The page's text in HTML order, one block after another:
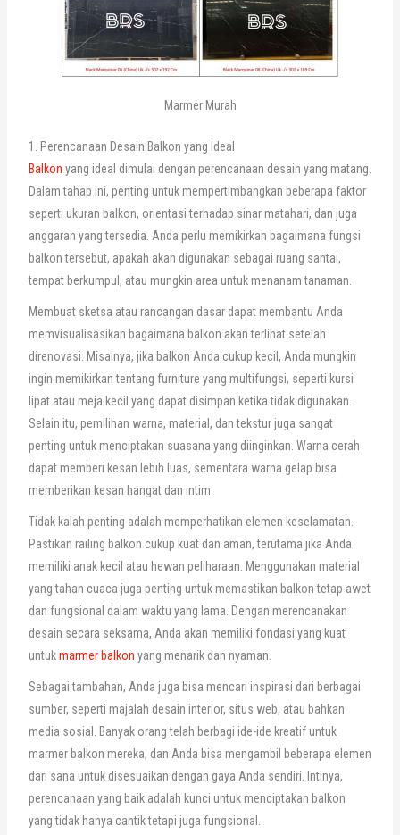
Marmer Murah
1. Perencanaan Desain Balkon yang Ideal
Balkon yang ideal dimulai dengan perencanaan desain yang matang.
Dalam tahap ini, penting untuk mempertimbangkan beberapa faktor
seperti ukuran balkon, orientasi terhadap sinar matahari, dan juga
anggaran yang tersedia. Anda perlu memikirkan bagaimana fungsi
balkon tersebut, apakah akan digunakan sebagai ruang santai,
tempat berkumpul, atau mungkin area untuk menanam tanaman.
Membuat sketsa atau rancangan dasar dapat membantu Anda
memvisualisasikan bagaimana balkon akan terlihat setelah
direnovasi. Misalnya, jika balkon Anda cukup kecil, Anda mungkin
ingin memikirkan tentang furniture yang multifungsi, seperti kursi
lipat atau meja kecil yang dapat disimpan ketika tidak digunakan.
Selain itu, pemilihan warna, material, dan tekstur juga sangat
penting untuk menciptakan suasana yang diinginkan. Warna cerah
dapat memberi kesan lebih luas, sementara warna gelap bisa
memberikan kesan hangat dan intim.
Tidak kalah penting adalah memperhatikan elemen keselamatan.
Pastikan railing balkon cukup kuat dan aman, terutama jika Anda
memiliki anak kecil atau hewan peliharaan. Menggunakan material
yang tahan cuaca juga penting untuk memastikan balkon tetap awet
dan fungsional dalam waktu yang lama. Dengan merencanakan
desain secara seksama, Anda akan memiliki fondasi yang kuat
untukmarmer balkon yang menarik dan nyaman.
Sebagai tambahan, Anda juga bisa mencari inspirasi dari berbagai
sumber, seperti majalah desain interior, situs web, atau bahkan
media sosial. Banyak orang telah berbagi ide-ide kreatif untuk
marmer balkon mereka, dan Anda bisa mengambil beberapa elemen
dari sana untuk disesuaikan dengan gaya Anda sendiri. Intinya,
perencanaan yang baik adalah kunci untuk menciptakan balkon
yang tidak hanya cantik tetapi juga fungsional.